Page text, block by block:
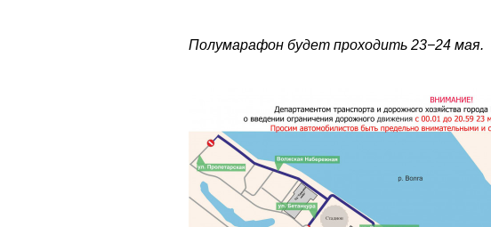
Полумарафон будет проходить 23−24 мая.